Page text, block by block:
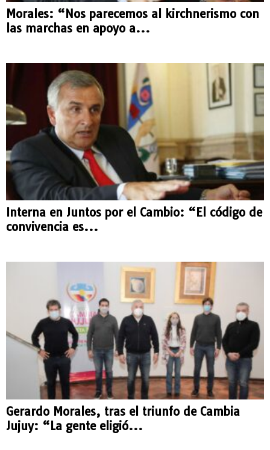
Morales: “Nos parecemos al kirchnerismo con
las marchas en apoyo a...
Interna en Juntos por el Cambio: “El código de
convivencia es...
Gerardo Morales, tras el triunfo de Cambia
Jujuy: “La gente eligió...